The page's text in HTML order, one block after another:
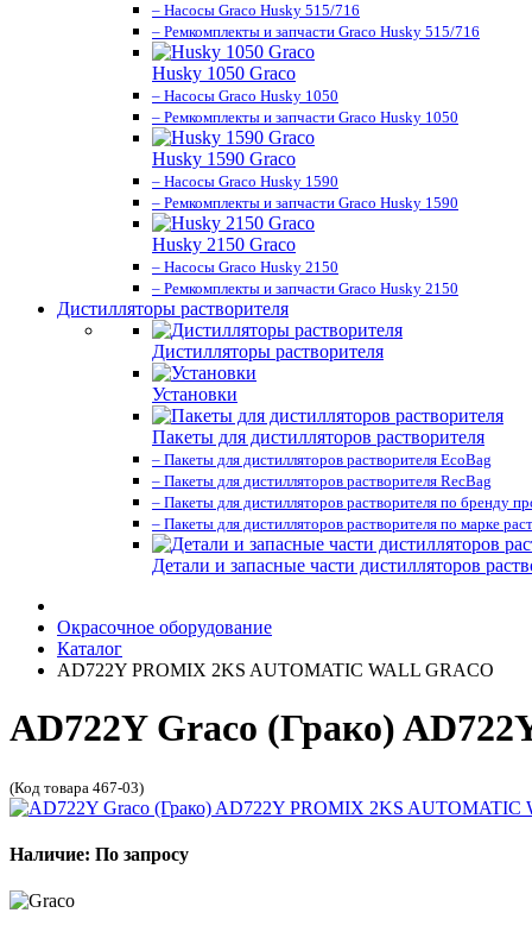
– Насосы Graco Husky 515/716
– Ремкомплекты и запчасти Graco Husky 515/716
Husky 1050 Graco
– Насосы Graco Husky 1050
– Ремкомплекты и запчасти Graco Husky 1050
Husky 1590 Graco
– Насосы Graco Husky 1590
– Ремкомплекты и запчасти Graco Husky 1590
Husky 2150 Graco
– Насосы Graco Husky 2150
– Ремкомплекты и запчасти Graco Husky 2150
Дистилляторы растворителя
Дистилляторы растворителя
Установки
Пакеты для дистилляторов растворителя
– Пакеты для дистилляторов растворителя EcoBag
– Пакеты для дистилляторов растворителя RecBag
– Пакеты для дистилляторов растворителя по бренду
– Пакеты для дистилляторов растворителя по марке
Детали и запасные части дистилляторов
Окрасочное оборудование
Каталог
AD722Y PROMIX 2KS AUTOMATIC WALL GRACO
AD722Y Graco (Грако)
(Код товара 467-03)
Наличие: По запросу